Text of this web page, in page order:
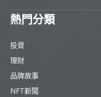
熱門分類
投資
理財
品牌故事
NFT新聞